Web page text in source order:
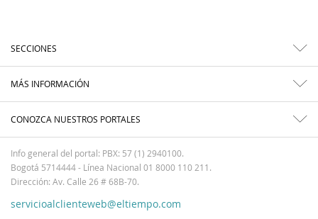
SECCIONES
MÁS INFORMACIÓN
CONOZCA NUESTROS PORTALES
Info general del portal: PBX: 57 (1) 2940100.
Bogotá 5714444 - Línea Nacional 01 8000 110 211.
Dirección: Av. Calle 26 # 68B-70.
servicioalclienteweb@eltiempo.com